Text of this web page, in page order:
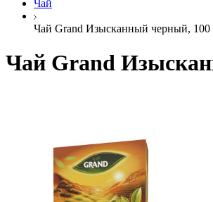
Чай
Чай Grand Изысканный черный, 100
Чай Grand